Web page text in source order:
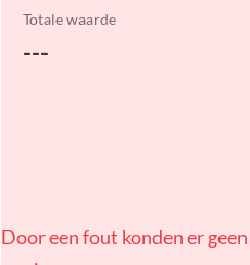
Totale waarde
---
Door een fout konden er